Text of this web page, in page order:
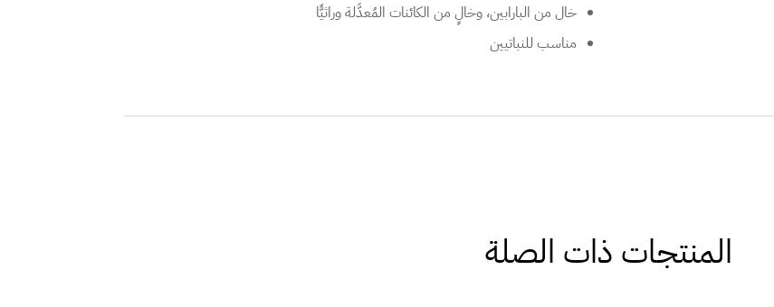
خال من البارابين، وخالٍ من الكائنات المُعدَّلة وراثيًّا
مناسب للنباتيين
المنتجات ذات الصلة